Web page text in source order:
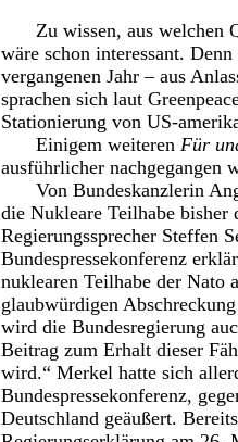
Zu wissen, aus welchen
wäre schon interessant.
vergangenen Jahr – aus
sprachen sich laut
Stationierung von US-
Einigem weiteren Für
ausführlicher nachgegangen
Von Bundeskanzlerin
die Nukleare Teilhabe
Regierungssprecher Steffen
Bundespressekonferenz
nuklearen Teilhabe der Nato
glaubwürdigen
wird die Bundesregierung
Beitrag zum Erhalt dieser
wird.“ Merkel hatte sich
Bundespressekonferenz,
Deutschland geäußert.